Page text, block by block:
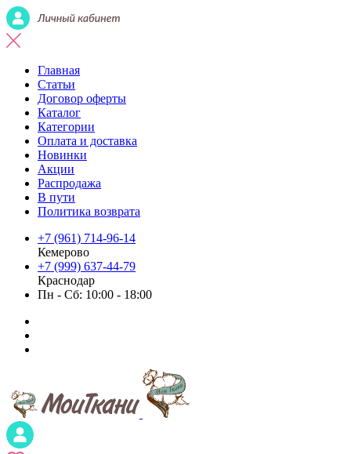
Главная
Статьи
Договор оферты
Каталог
Категории
Оплата и доставка
Новинки
Акции
Распродажа
В пути
Политика возврата
+7 (961) 714-96-14
Кемерово
+7 (999) 637-44-79
Краснодар
Пн - Сб: 10:00 - 18:00